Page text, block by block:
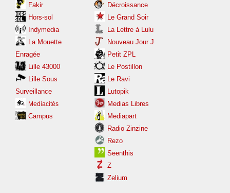
Fakir
Hors-sol
Indymedia
La Mouette
Enragée
Lille 43000
Lille Sous
Surveillance
Mediacités
Campus
Décroissance
Le Grand Soir
La Lettre à Lulu
Nouveau Jour J
Petit ZPL
Le Postillon
Le Ravi
Lutopik
Medias Libres
Mediapart
Radio Zinzine
Rezo
Seenthis
Z
Zelium